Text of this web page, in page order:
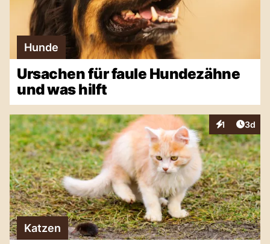
Hunde
Ursachen für faule Hundezähne
und was hilft
1
Interaktionen
3d
Katzen